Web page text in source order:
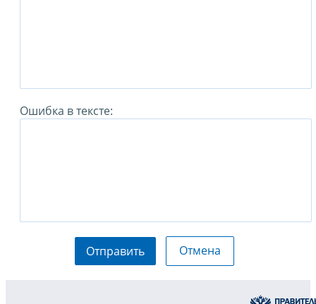
Ошибка в тексте:
Отправить Отмена